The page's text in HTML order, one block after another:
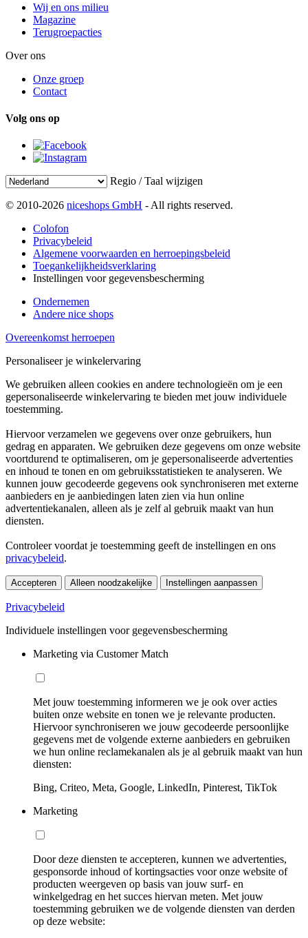
Wij en ons milieu
Magazine
Terugroepacties
Over ons
Onze groep
Contact
Volg ons op
Regio / Taal wijzigen
© 2010-2026 niceshops GmbH - All rights reserved.
Colofon
Privacybeleid
Algemene voorwaarden en herroepingsbeleid
Toegankelijkheidsverklaring
Instellingen voor gegevensbescherming
Ondernemen
Andere nice shops
Overeenkomst herroepen
Personaliseer je winkelervaring
We gebruiken alleen cookies en andere technologieën om je een
gepersonaliseerde winkelervaring te bieden met jouw individuele
toestemming.
Hiervoor verzamelen we gegevens over onze gebruikers, hun
gedrag en apparaten. We gebruiken deze gegevens om onze website
voortdurend te optimaliseren, om je gepersonaliseerde advertenties
en inhoud te tonen en om gebruiksstatistieken te analyseren. We
kunnen jouw gecodeerde gegevens ook synchroniseren met externe
aanbieders en je aanbiedingen laten zien via hun online
advertentiekanalen, alleen als je zelf al gebruik maakt van hun
diensten.
Controleer voordat je toestemming geeft de instellingen en ons
privacybeleid.
Accepteren Alleen noodzakelijke Instellingen aanpassen
Privacybeleid
Individuele instellingen voor gegevensbescherming
Marketing via Customer Match
Met jouw toestemming informeren we je ook over acties
buiten onze website en tonen we je relevante producten.
Hiervoor synchroniseren we jouw gecodeerde persoonlijke
gegevens met de volgende externe aanbieders en gebruiken
we hun online reclamekanalen als je al gebruik maakt van hun
diensten:
Bing, Criteo, Meta, Google, LinkedIn, Pinterest, TikTok
Marketing
Door deze diensten te accepteren, kunnen we advertenties,
gesponsorde inhoud of kortingsacties voor onze website of
producten weergeven op basis van jouw surf- en
winkelgedrag en het succes hiervan meten. Met jouw
toestemming gebruiken we de volgende diensten van derden
op deze website: